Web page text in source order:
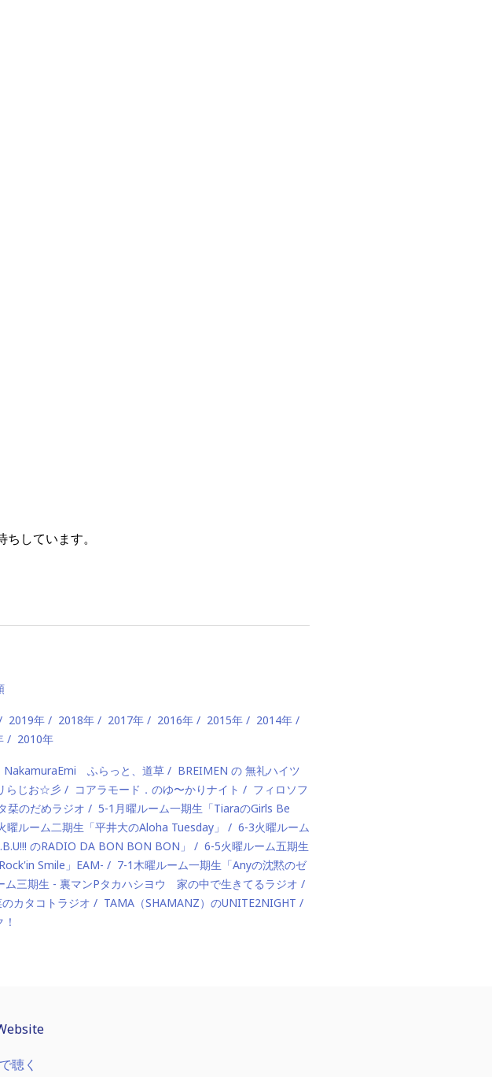
しています。
2019年 2018年 2017年 2016年 2015年
2014年
2010年
NakamuraEmi ふらっと、道草
BREIMEN の 無礼ハイツ
らじお☆彡 コアラモード．のゆ〜かりナイト
フィロソフ
栞のだめラジオ
5-1月曜ルーム一期生「TiaraのGirls Be
曜ルーム二期生「平井大のAloha Tuesday」
6-3火曜ルーム
のRADIO DA BON BON BON」
6-5火曜ルーム五期生
Smile」EAM-
7-1木曜ルーム一期生「Anyの沈黙のゼ
ム三期生 - 裏マンPタカハシヨウ 家の中で生きてるラジオ
カタコトラジオ
TAMA（SHAMANZ）のUNITE2NIGHT
聴く